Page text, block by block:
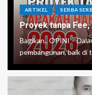
ARTIKEL SERBA
Proyek tanpa
Bagikan.. OPINI –
pembangunan, baik di